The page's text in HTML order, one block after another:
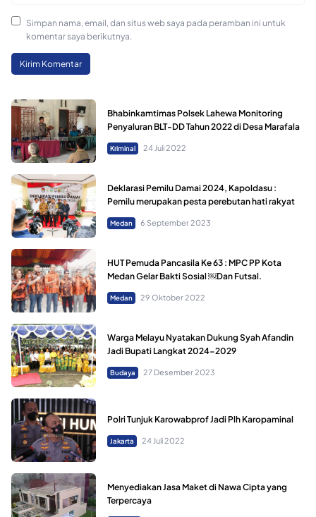
Simpan nama, email, dan situs web saya pada peramban ini untuk
komentar saya berikutnya.
Bhabinkamtimas Polsek Lahewa Monitoring
Penyaluran BLT-DD Tahun 2022 di Desa Marafala
Kriminal 24 Juli 2022
Deklarasi Pemilu Damai 2024, Kapoldasu :
Pemilu merupakan pesta perebutan hati rakyat
Medan 6 September 2023
HUT Pemuda Pancasila Ke 63 : MPC PP Kota
Medan Gelar Bakti Sosial ￼Dan Futsal.
Medan 29 Oktober 2022
Warga Melayu Nyatakan Dukung Syah Afandin
Jadi Bupati Langkat 2024-2029
Budaya 27 Desember 2023
Polri Tunjuk Karowabprof Jadi Plh Karopaminal
Jakarta 24 Juli 2022
Menyediakan Jasa Maket di Nawa Cipta yang
Terpercaya